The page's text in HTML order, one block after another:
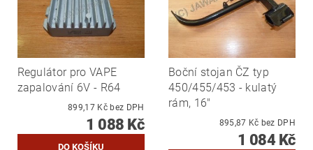
Regulátor pro VAPE
zapalování 6V - R64
899,17 Kč bez DPH
1 088 Kč
Boční stojan ČZ typ
450/455/453 - kulatý
rám, 16"
895,87 Kč bez DPH
1 084 Kč